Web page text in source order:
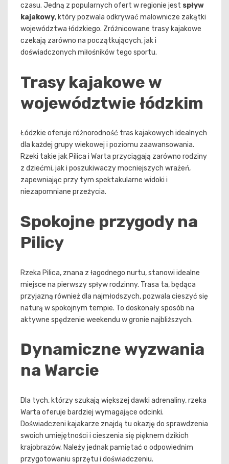
czasu. Jedną z popularnych ofert w regionie jest spływ
kajakowy, który pozwala odkrywać malownicze zakątki
województwa łódzkiego. Zróżnicowane trasy kajakowe
czekają zarówno na początkujących, jak i
doświadczonych miłośników tego sportu.
Trasy kajakowe w
województwie łódzkim
Łódzkie oferuje różnorodność tras kajakowych idealnych
dla każdej grupy wiekowej i poziomu zaawansowania.
Rzeki takie jak Pilica i Warta przyciągają zarówno rodziny
z dziećmi, jak i poszukiwaczy mocniejszych wrażeń,
zapewniając przy tym spektakularne widoki i
niezapomniane przeżycia.
Spokojne przygody na
Pilicy
Rzeka Pilica, znana z łagodnego nurtu, stanowi idealne
miejsce na pierwszy spływ rodzinny. Trasa ta, będąca
przyjazną również dla najmłodszych, pozwala cieszyć się
naturą w spokojnym tempie. To doskonały sposób na
aktywne spędzenie weekendu w gronie najbliższych.
Dynamiczne wyzwania
na Warcie
Dla tych, którzy szukają większej dawki adrenaliny, rzeka
Warta oferuje bardziej wymagające odcinki.
Doświadczeni kajakarze znajdą tu okazję do sprawdzenia
swoich umiejętności i cieszenia się pięknem dzikich
krajobrazów. Należy jednak pamiętać o odpowiednim
przygotowaniu sprzętu i doświadczeniu.